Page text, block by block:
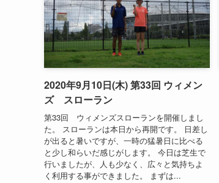
2020年9月10日(木) 第33回 ウィメン
ズ スローラン
第33回 ウィメンズスローランを開催しまし
た。 スローランは本日から再開です。 日差し
が出ると暑いですが、一時の猛暑日に比べる
と少し和らいだ感じがします。 今日は芝生で
行いましたが、人も少なく、広々と気持ちよ
く利用する事ができました。 まずは...